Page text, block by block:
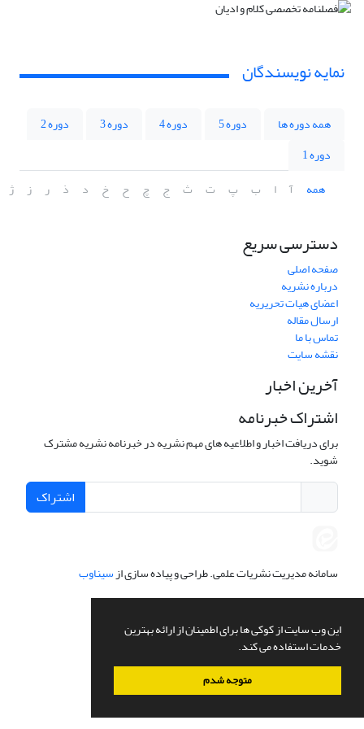
این وب سایت از کوکی ها برای اطمینان از ارائه بهترین
خدمات استفاده می کند.
متوجه شدم
نمایه نویسندگان
همه دوره ها دوره 5 دوره 4 دوره 3
دوره 2
دوره 1
همه
آ ا ب پ ت ث ج چ ح خ د ذ ر ز ژ
دسترسی سریع
صفحه اصلی
درباره نشریه
اعضای هیات تحریریه
ارسال مقاله
تماس با ما
نقشه سایت
آخرین اخبار
اشتراک خبرنامه
برای دریافت اخبار و اطلاعیه های مهم نشریه در خبرنامه نشریه مشترک
شوید.
اشتراک
سامانه مدیریت نشریات علمی.طراحی و پیاده سازی ازسیناوب